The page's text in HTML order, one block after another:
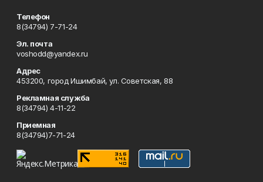
Телефон
8(34794) 7-71-24
Эл. почта
voshodd@yandex.ru
Адрес
453200, город Ишимбай, ул. Советская, 88
Рекламная служба
8(34794) 4-11-22
Приемная
8(34794)7-71-24